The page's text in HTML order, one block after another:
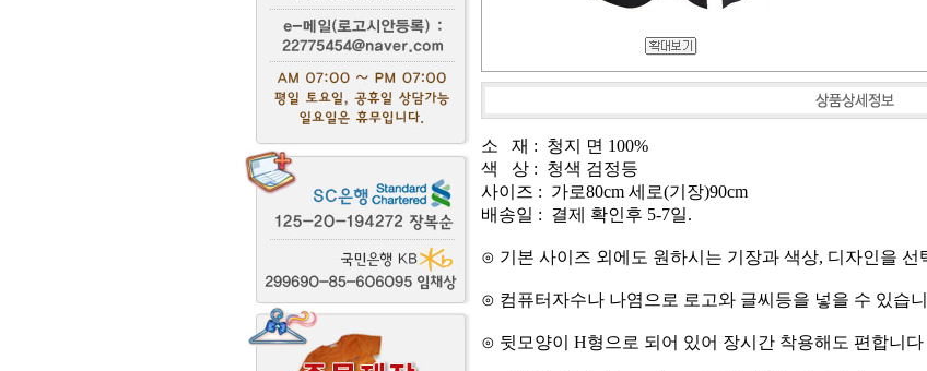
소 재 : 청지 면 100%
색 상 : 청색 검정등
사이즈 : 가로80cm 세로(기장)90cm
배송일 : 결제 확인후 5-7일.
⊙ 기본 사이즈 외에도 원하시는 기장과 색상, 디자인을 선
⊙ 컴퓨터자수나 나염으로 로고와 글씨등을 넣을 수 있습
⊙ 뒷모양이 H형으로 되어 있어 장시간 착용해도 편합니다